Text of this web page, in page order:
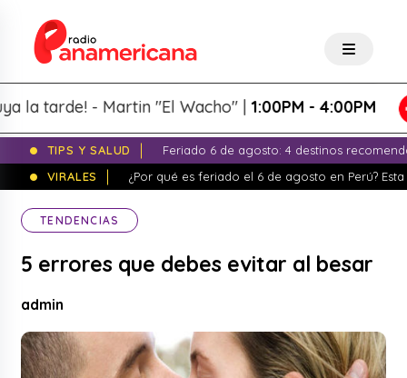
- Martin "El Wacho" |1:00PM - 4:00PM
TIPS Y SALUD
Feriado 6 de agosto: 4 destinos
VIRALES
¿Por qué es feriado el 6 de agosto en Perú?
TENDENCIAS
5 errores que debes evitar al besar
admin